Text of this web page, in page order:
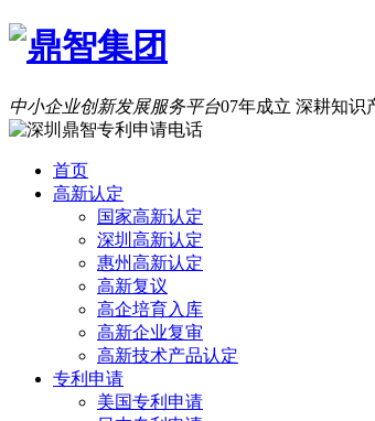
中小企业创新发展服务平台07年成立 深耕知识
首页
高新认定
国家高新认定
深圳高新认定
惠州高新认定
高新复议
高企培育入库
高新企业复审
高新技术产品认定
专利申请
美国专利申请